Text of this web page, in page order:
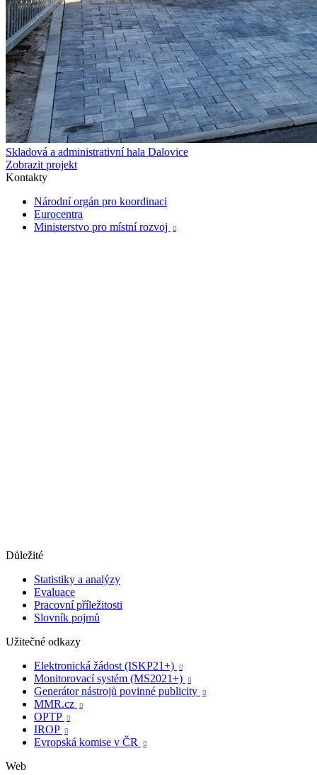
Skladová a administrativní hala Dalovice
Zobrazit projekt
Kontakty
Národní orgán pro koordinaci
Eurocentra
Ministerstvo pro místní rozvoj

Důležité
Statistiky a analýzy
Evaluace
Pracovní příležitosti
Slovník pojmů
Užitečné odkazy
Elektronická žádost (ISKP21+)

Monitorovací systém (MS2021+) 
Generátor nástrojů povinné publicity 
MMR.cz 
OPTP 
IROP 
Evropská komise v ČR 
Web